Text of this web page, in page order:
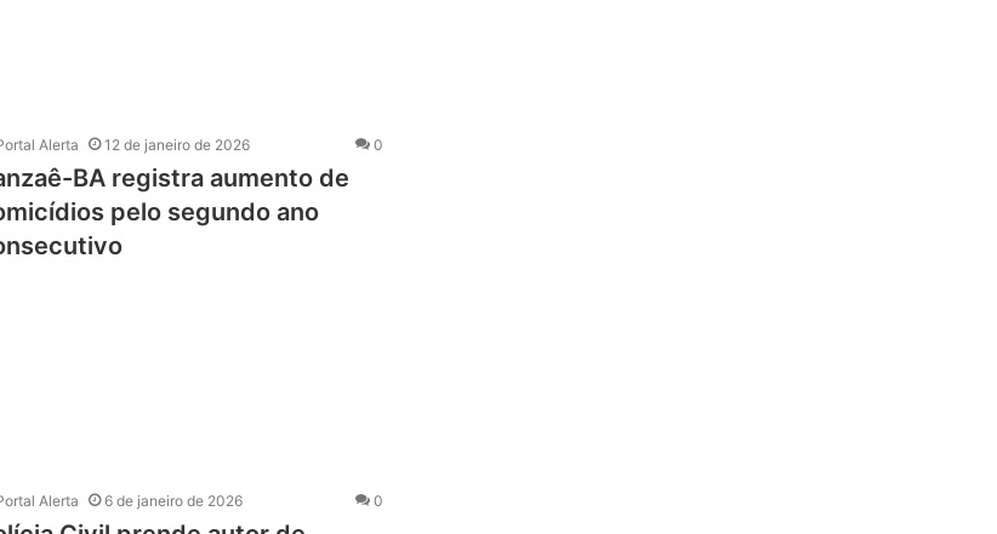
Alerta 12 de janeiro de 2026 0
BA registra aumento de
pelo segundo ano
Alerta 6 de janeiro de 2026 0